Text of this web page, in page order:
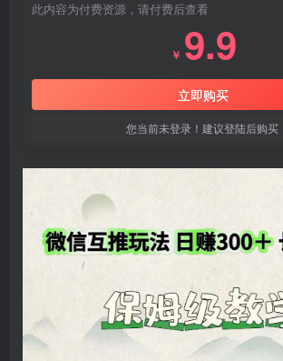
此内容为付费资源，请付费后查看
￥ 9.9
立即购买
您当前未登录！建议登陆后购买